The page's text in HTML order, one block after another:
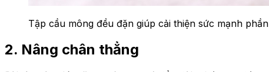
Tập cầu mông đều đặn giúp cải thiện sức mạnh
2. Nâng chân thẳng